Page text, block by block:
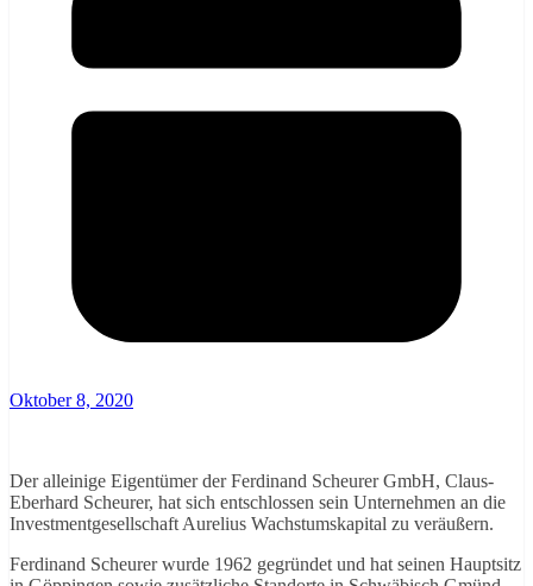
Oktober 8, 2020
Der alleinige Eigentümer der Ferdinand Scheurer GmbH, Claus-
Eberhard Scheurer, hat sich entschlossen sein Unternehmen an die
Investmentgesellschaft Aurelius Wachstumskapital zu veräußern.
Ferdinand Scheurer wurde 1962 gegründet und hat seinen Hauptsitz